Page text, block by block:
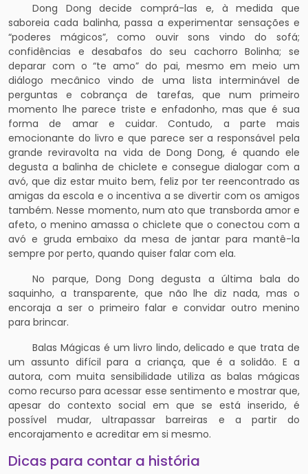
Dong Dong decide comprá-las e, à medida que
saboreia cada balinha, passa a experimentar sensações e
“poderes mágicos”, como ouvir sons vindo do sofá;
confidências e desabafos do seu cachorro Bolinha; se
deparar com o “te amo” do pai, mesmo em meio um
diálogo mecânico vindo de uma lista interminável de
perguntas e cobrança de tarefas, que num primeiro
momento lhe parece triste e enfadonho, mas que é sua
forma de amar e cuidar. Contudo, a parte mais
emocionante do livro e que parece ser a responsável pela
grande reviravolta na vida de Dong Dong, é quando ele
degusta a balinha de chiclete e consegue dialogar com a
avó, que diz estar muito bem, feliz por ter reencontrado as
amigas da escola e o incentiva a se divertir com os amigos
também. Nesse momento, num ato que transborda amor e
afeto, o menino amassa o chiclete que o conectou com a
avó e gruda embaixo da mesa de jantar para mantê-la
sempre por perto, quando quiser falar com ela.
No parque, Dong Dong degusta a última bala do
saquinho, a transparente, que não lhe diz nada, mas o
encoraja a ser o primeiro falar e convidar outro menino
para brincar.
Balas Mágicas é um livro lindo, delicado e que trata de
um assunto difícil para a criança, que é a solidão. E a
autora, com muita sensibilidade utiliza as balas mágicas
como recurso para acessar esse sentimento e mostrar que,
apesar do contexto social em que se está inserido, é
possível mudar, ultrapassar barreiras e a partir do
encorajamento e acreditar em si mesmo.
Dicas para contar a história